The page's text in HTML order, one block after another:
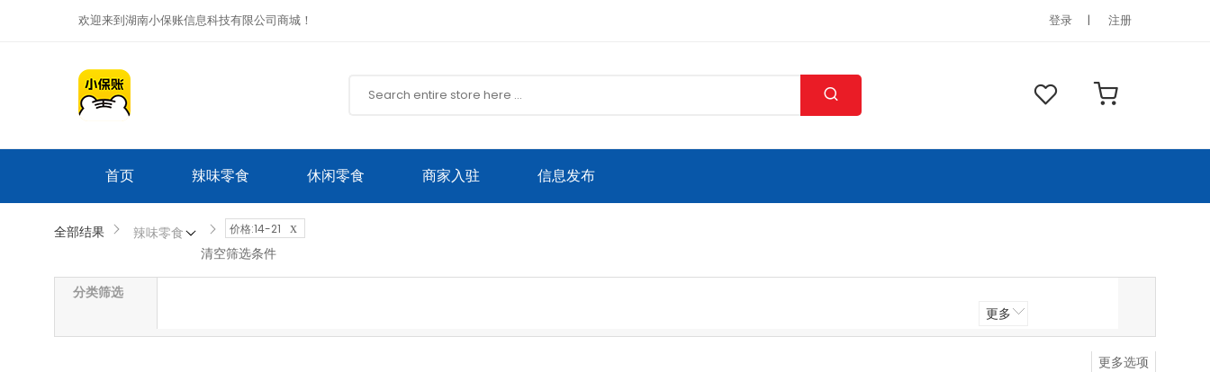
欢迎来到湖南小保账信息科技有限公司商城！ 登录 注册
首页 辣味零食 休闲零食 商家入驻 信息发布
全部结果 辣味零食 价格:14-21 x
清空筛选条件
分类筛选
更多
更多选项